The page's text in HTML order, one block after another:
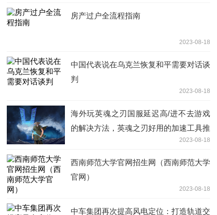
房产过户全流程指南
2023-08-18
中国代表说在乌克兰恢复和平需要对话谈
判
2023-08-18
海外玩英魂之刃国服延迟高/进不去游戏
的解决方法，英魂之刃好用的加速工具推
2023-08-18
西南师范大学官网招生网（西南师范大学
官网）
2023-08-18
中车集团再次提高风电定位：打造轨道交